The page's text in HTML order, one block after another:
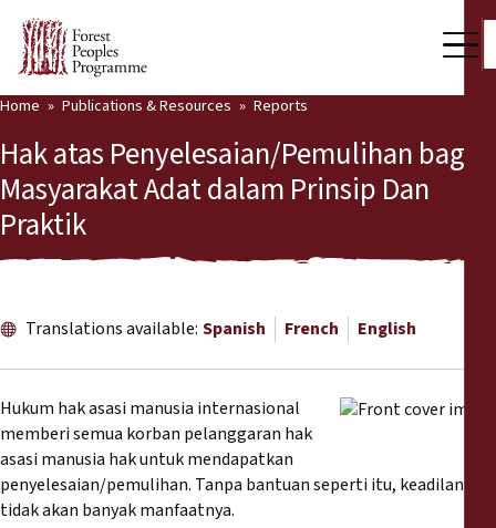
Press Room
Support Us
Our Work
Community Voices
Partners & Countries
Publications & Resources
Back
News
Reports
Home Publications & Resources Reports
Hak atas Penyelesaian/Pemulihan bagi
Masyarakat Adat dalam Prinsip Dan
Praktik
Translations available: Spanish French English
Hukum hak asasi manusia internasional
memberi semua korban pelanggaran hak
asasi manusia hak untuk mendapatkan
penyelesaian/pemulihan. Tanpa bantuan seperti itu, keadilan
tidak akan banyak manfaatnya.